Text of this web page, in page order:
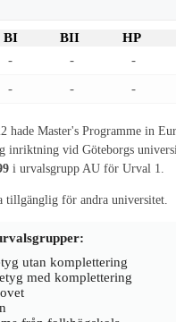
BI BII HP
- - -
- - -
hade Master's Programme in
inriktning vid Göteborgs
i urvalsgrupp AU för Urval 1.
tillgänglig för andra universitet.
utan komplettering
med komplettering